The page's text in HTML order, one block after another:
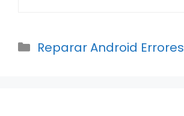
Categories
Reparar Android Errores